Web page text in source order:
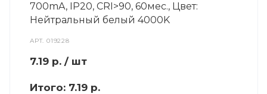
700mA, IP20, CRI>90, 60мес., Цвет:
Нейтральный белый 4000K
АРТ.019228
7.19 р. / шт
Итого: 7.19 р.